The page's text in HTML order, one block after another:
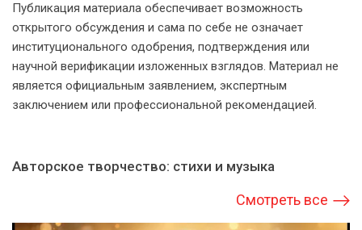
Публикация материала обеспечивает возможность
открытого обсуждения и сама по себе не означает
институционального одобрения, подтверждения или
научной верификации изложенных взглядов. Материал не
является официальным заявлением, экспертным
заключением или профессиональной рекомендацией.
Авторское творчество: стихи и музыка
Смотреть все